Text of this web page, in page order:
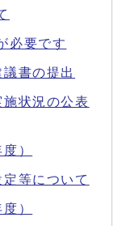
必要です
書の提出
状況の公表
）
等について
）